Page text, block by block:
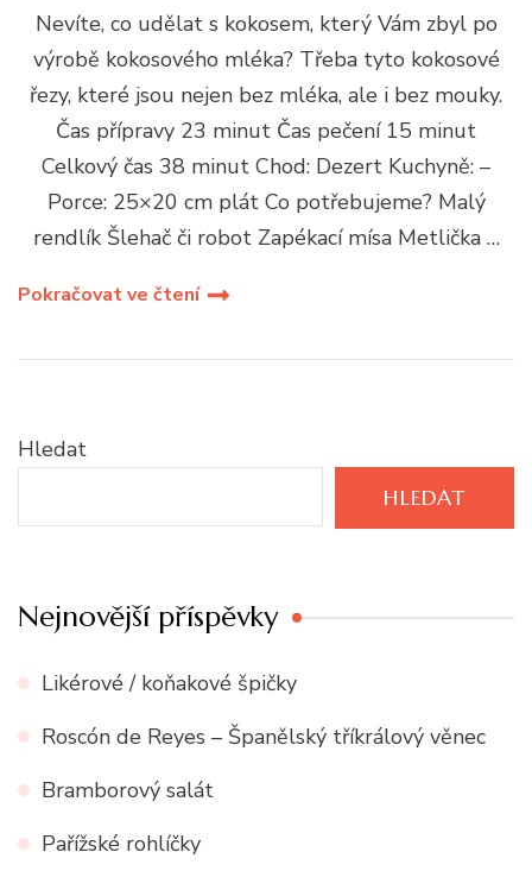
Nevíte, co udělat s kokosem, který Vám zbyl po
výrobě kokosového mléka? Třeba tyto kokosové
řezy, které jsou nejen bez mléka, ale i bez mouky.
Čas přípravy 23 minut Čas pečení 15 minut
Celkový čas 38 minut Chod: Dezert Kuchyně: –
Porce: 25×20 cm plát Co potřebujeme? Malý
rendlík Šlehač či robot Zapékací mísa Metlička …
Pokračovat ve čtení
Hledat
HLEDAT
Nejnovější příspěvky
Likérové / koňakové špičky
Roscón de Reyes – Španělský tříkrálový věnec
Bramborový salát
Pařížské rohlíčky